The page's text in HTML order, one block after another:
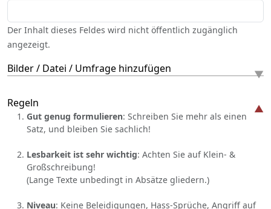
Der Inhalt dieses Feldes wird nicht öffentlich zugänglich
angezeigt.
Bilder / Datei / Umfrage hinzufügen
Regeln
Gut genug formulieren: Schreiben Sie mehr als einen
Satz, und bleiben Sie sachlich!
Lesbarkeit ist sehr wichtig: Achten Sie auf Klein- &
Großschreibung!
(Lange Texte unbedingt in Absätze gliedern.)
Niveau: Keine Beleidigungen, Hass-Sprüche, Angriff auf